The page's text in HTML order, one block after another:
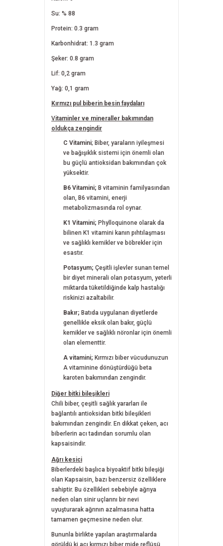
Su: % 88
Protein: 0.3 gram
Karbonhidrat: 1.3 gram
Şeker: 0.8 gram
Lif: 0,2 gram
Yağ: 0,1 gram
Kırmızı pul biberin besin faydaları
Vitaminler ve mineraller bakımından
oldukça zengindir
C Vitamini; Biber, yaraların iyileşmesi
ve bağışıklık sistemi için önemli olan
bu güçlü antioksidan bakımından çok
yüksektir.
B6 Vitamini; B vitaminin familyasından
olan, B6 vitamini, enerji
metabolizmasında rol oynar.
K1 Vitamini; Phylloquinone olarak da
bilinen K1 vitamini kanın pıhtılaşması
ve sağlıklı kemikler ve böbrekler için
esastır.
Potasyum; Çeşitli işlevler sunan temel
bir diyet minerali olan potasyum, yeterli
miktarda tüketildiğinde kalp hastalığı
riskinizi azaltabilir.
Bakır; Batıda uygulanan diyetlerde
genellikle eksik olan bakır, güçlü
kemikler ve sağlıklı nöronlar için önemli
olan elementtir.
A vitamini; Kırmızı biber vücudunuzun
A vitaminine dönüştürdüğü beta
karoten bakımından zengindir.
Diğer bitki bileşikleri
Chili biber, çeşitli sağlık yararları ile
bağlantılı antioksidan bitki bileşikleri
bakımından zengindir. En dikkat çeken, acı
biberlerin acı tadından sorumlu olan
kapsaisindir.
Ağrı kesici
Biberlerdeki başlıca biyoaktif bitki bileşiği
olan Kapsaisin, bazı benzersiz özelliklere
sahiptir. Bu özellikleri sebebiyle ağrıya
neden olan sinir uçlarını bir nevi
uyuşturarak ağrının azalmasına hatta
tamamen geçmesine neden olur.
Bununla birlikte yapılan araştırmalarda
görüldü ki acı kırmızı biber mide reflüsü